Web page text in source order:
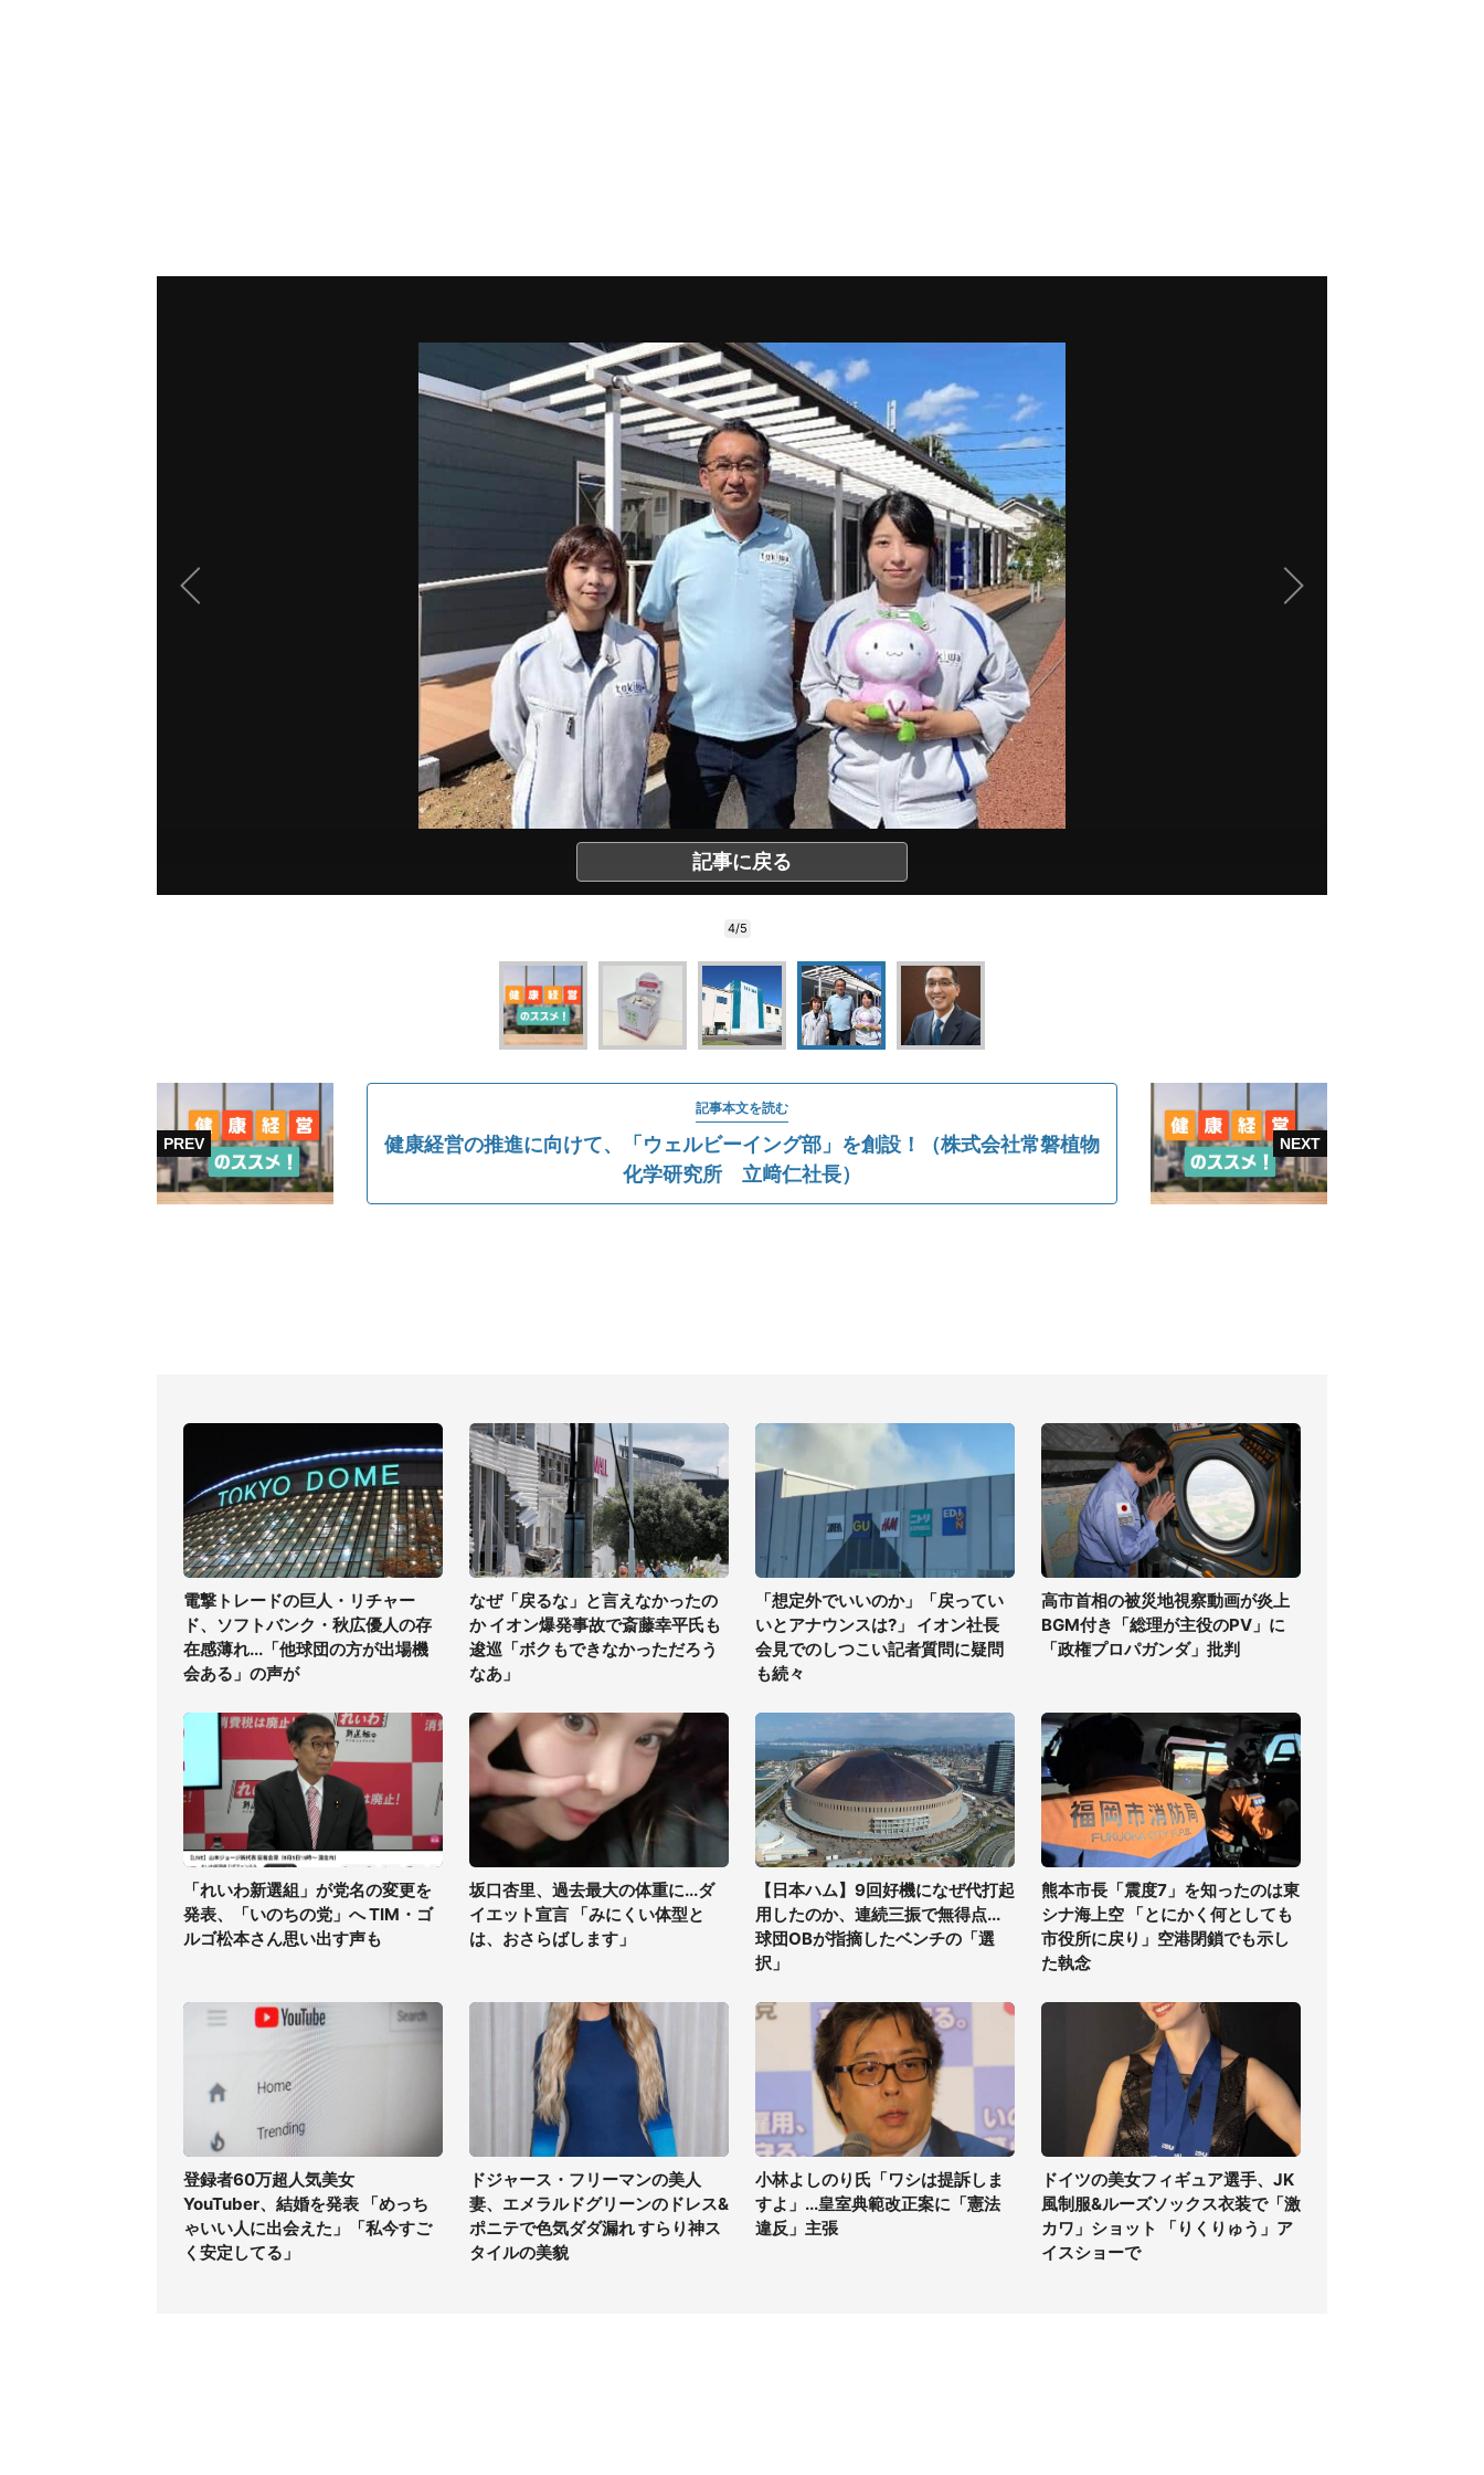
記事に戻る
4/5
記事本文を読む
健康経営の推進に向けて、「ウェルビーイング部」を創設！（株式会社常磐植物
化学研究所 立﨑仁社長）
電撃トレードの巨人・リチャー
ド、ソフトバンク・秋広優人の存
在感薄れ...「他球団の方が出場機
会ある」の声が
なぜ「戻るな」と言えなかったの
か イオン爆発事故で斎藤幸平氏も
逡巡「ボクもできなかっただろう
なあ」
「想定外でいいのか」「戻ってい
いとアナウンスは?」 イオン社長
会見でのしつこい記者質問に疑問
も続々
高市首相の被災地視察動画が炎上
BGM付き「総理が主役のPV」に
「政権プロパガンダ」批判
「れいわ新選組」が党名の変更を
発表、「いのちの党」へ TIM・ゴ
ルゴ松本さん思い出す声も
坂口杏里、過去最大の体重に...ダ
イエット宣言 「みにくい体型と
は、おさらばします」
【日本ハム】9回好機になぜ代打起
用したのか、連続三振で無得点...
球団OBが指摘したベンチの「選
択」
熊本市長「震度7」を知ったのは東
シナ海上空 「とにかく何としても
市役所に戻り」空港閉鎖でも示し
た執念
登録者60万超人気美女
YouTuber、結婚を発表 「めっち
ゃいい人に出会えた」「私今すご
く安定してる」
ドジャース・フリーマンの美人
妻、エメラルドグリーンのドレス&
ポニテで色気ダダ漏れ すらり神ス
タイルの美貌
小林よしのり氏「ワシは提訴しま
すよ」...皇室典範改正案に「憲法
違反」主張
ドイツの美女フィギュア選手、JK
風制服&ルーズソックス衣装で「激
カワ」ショット 「りくりゅう」ア
イスショーで